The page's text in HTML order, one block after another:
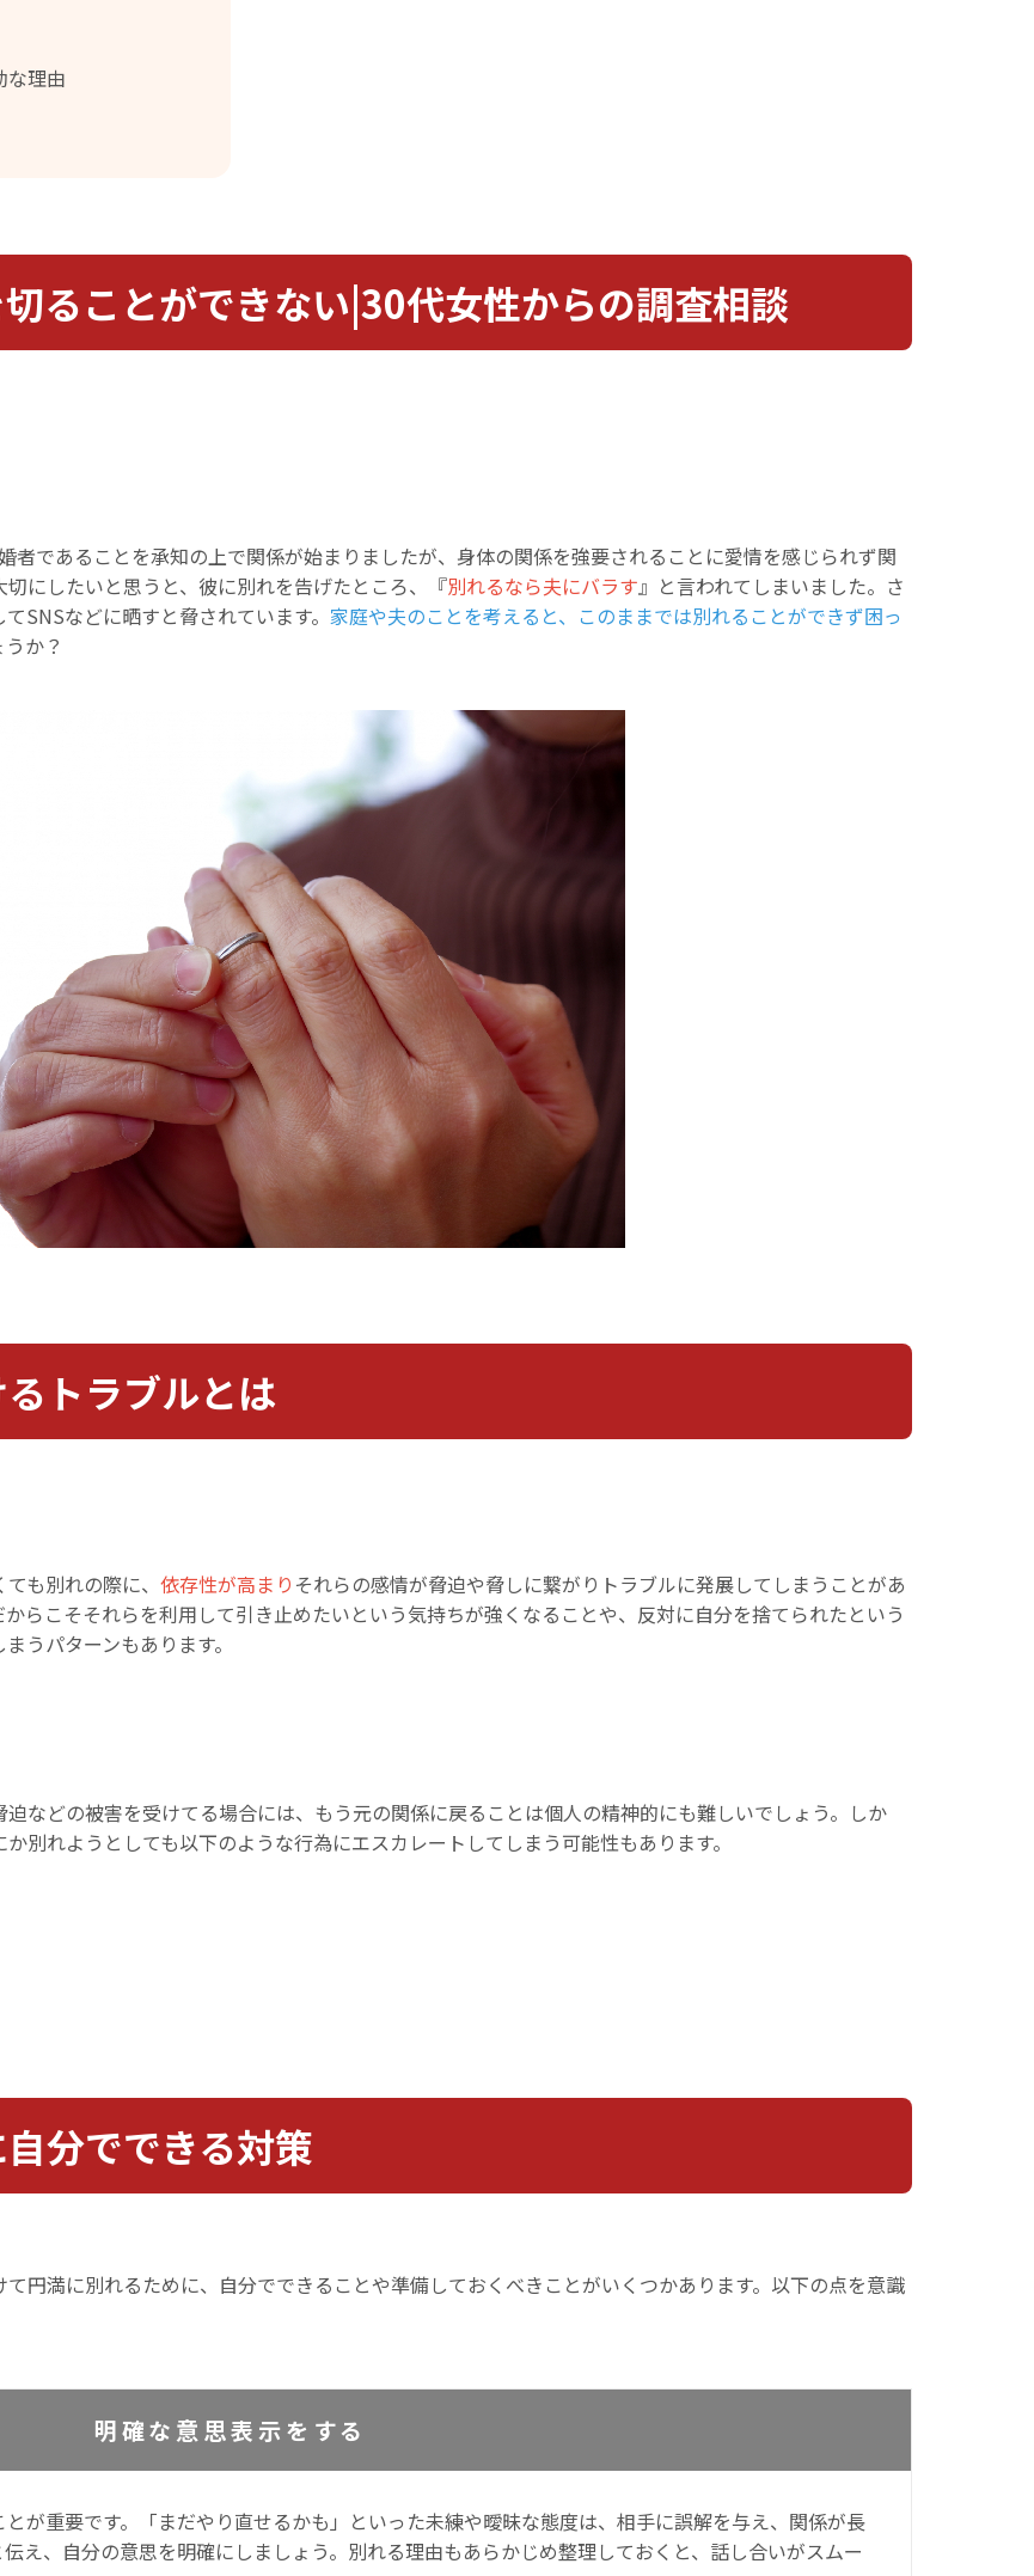
な理由
ることができない|30代女性からの調査相談
者であることを承知の上で関係が始まりましたが、身体の関係を強要されることに愛情を感じられず関
にしたいと思うと、彼に別れを告げたところ、『別れるなら夫にバラす』と言われてしまいました。さ
SNSなどに晒すと脅されています。 家庭や夫のことを考えると、このままでは別れることができず困っ
か？
トラブルとは
も別れの際に、 依存性が高まり それらの感情が脅迫や脅しに繋がりトラブルに発展してしまうことがあ
からこそそれらを利用して引き止めたいという気持ちが強くなることや、反対に自分を捨てられたという
うパターンもあります。
などの被害を受けてる場合には、もう元の関係に戻ることは個人の精神的にも難しいでしょう。しか
別れようとしても以下のような行為にエスカレートしてしまう可能性もあります。
分でできる対策
円満に別れるために、自分でできることや準備しておくべきことがいくつかあります。以下の点を意識
明確な意思表示をする
が重要です。「まだやり直せるかも」といった未練や曖昧な態度は、相手に誤解を与え、関係が長
え、自分の意思を明確にしましょう。別れる理由もあらかじめ整理しておくと、話し合いがスムー